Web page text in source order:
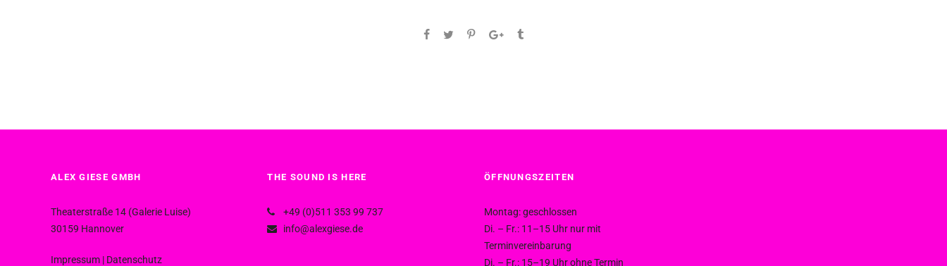
ALEX GIESE GMBH
Theaterstraße 14 (Galerie Luise)
30159 Hannover
Impressum| Datenschutz
THE SOUND IS HERE
+49 (0)511 353 99 737
info@alexgiese.de
ÖFFNUNGSZEITEN
Montag: geschlossen
Di. – Fr.: 11–15 Uhr nur mit
Terminvereinbarung
Di. – Fr.: 15–19 Uhr ohne Termin